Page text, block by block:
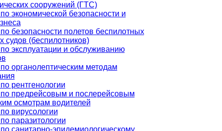
сооружений (ГТС)
экономической безопасности и
безопасности полетов беспилотных
судов (беспилотников)
эксплуатации и обслуживанию
органолептическим методам
рентгенологии
предрейсовым и послерейсовым
осмотрам водителей
вирусологии
паразитологии
санитарно-эпидемиологическому